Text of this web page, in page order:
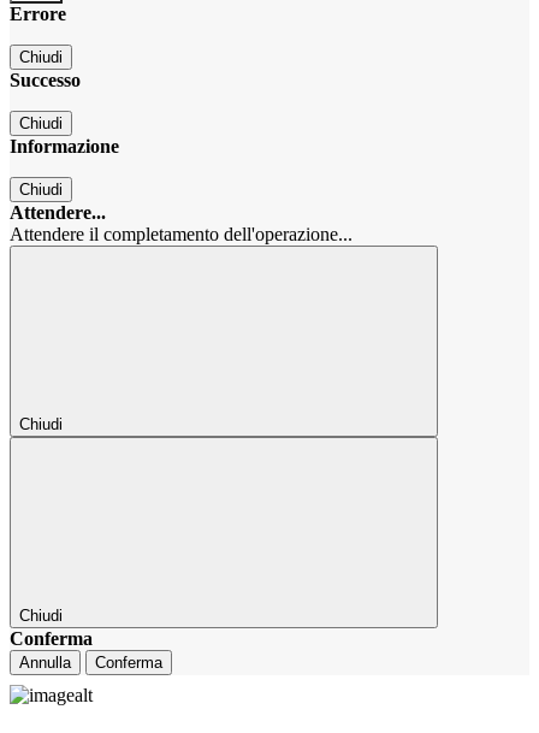
Errore
Chiudi
Successo
Chiudi
Informazione
Chiudi
Attendere...
Attendere il completamento dell'operazione...
Chiudi
Chiudi
Conferma
Annulla Conferma